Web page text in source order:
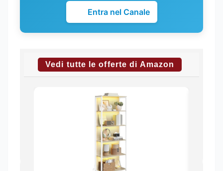
Entra nel Canale